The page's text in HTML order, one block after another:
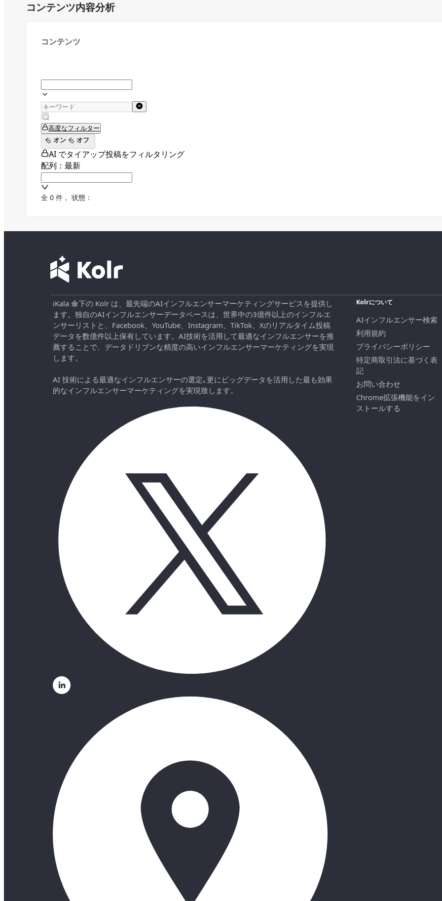
コンテンツ内容分析
コンテンツ
高度なフィルター
オン
オフ
AI でタイアップ投稿をフィルタリング
配列：最新
全 0 件 ， 状態：
iKala 傘下の Kolr は、最先端のAIインフルエンサーマーケティングサービスを提供し
ます。独自のAIインフルエンサーデータベースは、世界中の3億件以上のインフルエ
ンサーリストと、Facebook、YouTube、Instagram、TikTok、Xのリアルタイム投稿
データを数億件以上保有しています。AI技術を活用して最適なインフルエンサーを推
薦することで、データドリブンな精度の高いインフルエンサーマーケティングを実現
します。
AI 技術による最適なインフルエンサーの選定｡更にビッグデータを活用した最も効果
的なインフルエンサーマーケティングを実現致します。
Kolrについて
AIインフルエンサー検索
利用規約
プライバシーポリシー
特定商取引法に基づく表
記
お問い合わせ
Chrome拡張機能をイン
ストールする